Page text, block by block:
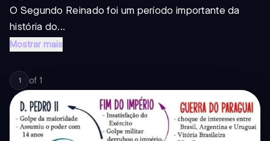
O Segundo Reinado foi um período importante da
história do...
Mostrar mais
1 of 1